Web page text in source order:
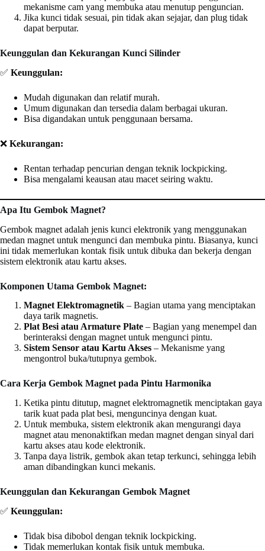
mekanisme cam yang membuka atau menutup penguncian.
Jika kunci tidak sesuai, pin tidak akan sejajar, dan plug tidak
dapat berputar.
Keunggulan dan Kekurangan Kunci Silinder
✅ Keunggulan:
Mudah digunakan dan relatif murah.
Umum digunakan dan tersedia dalam berbagai ukuran.
Bisa digandakan untuk penggunaan bersama.
❌ Kekurangan:
Rentan terhadap pencurian dengan teknik lockpicking.
Bisa mengalami keausan atau macet seiring waktu.
Apa Itu Gembok Magnet?
Gembok magnet adalah jenis kunci elektronik yang menggunakan
medan magnet untuk mengunci dan membuka pintu. Biasanya, kunci
ini tidak memerlukan kontak fisik untuk dibuka dan bekerja dengan
sistem elektronik atau kartu akses.
Komponen Utama Gembok Magnet:
Magnet Elektromagnetik – Bagian utama yang menciptakan
daya tarik magnetis.
Plat Besi atau Armature Plate – Bagian yang menempel dan
berinteraksi dengan magnet untuk mengunci pintu.
Sistem Sensor atau Kartu Akses – Mekanisme yang
mengontrol buka/tutupnya gembok.
Cara Kerja Gembok Magnet pada Pintu Harmonika
Ketika pintu ditutup, magnet elektromagnetik menciptakan gaya
tarik kuat pada plat besi, menguncinya dengan kuat.
Untuk membuka, sistem elektronik akan mengurangi daya
magnet atau menonaktifkan medan magnet dengan sinyal dari
kartu akses atau kode elektronik.
Tanpa daya listrik, gembok akan tetap terkunci, sehingga lebih
aman dibandingkan kunci mekanis.
Keunggulan dan Kekurangan Gembok Magnet
✅ Keunggulan:
Tidak bisa dibobol dengan teknik lockpicking.
Tidak memerlukan kontak fisik untuk membuka.